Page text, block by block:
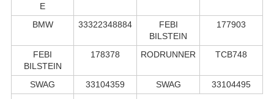
E
BMW 33322348884
FEBI
BILSTEIN
177903
FEBI
BILSTEIN
178378 RODRUNNER TCB748
SWAG 33104359 SWAG
33104495